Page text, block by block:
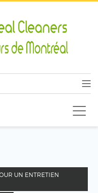
UN ENTRETIEN